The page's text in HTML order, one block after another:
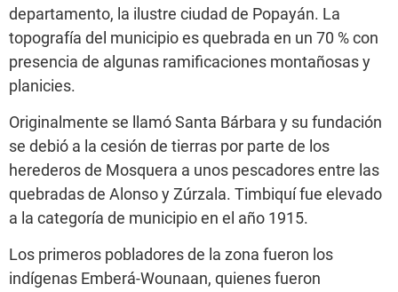
departamento, la ilustre ciudad de Popayán. La
topografía del municipio es quebrada en un 70 % con
presencia de algunas ramificaciones montañosas y
planicies.
Originalmente se llamó Santa Bárbara y su fundación
se debió a la cesión de tierras por parte de los
herederos de Mosquera a unos pescadores entre las
quebradas de Alonso y Zúrzala. Timbiquí fue elevado
a la categoría de municipio en el año 1915.
Los primeros pobladores de la zona fueron los
indígenas Emberá-Wounaan, quienes fueron